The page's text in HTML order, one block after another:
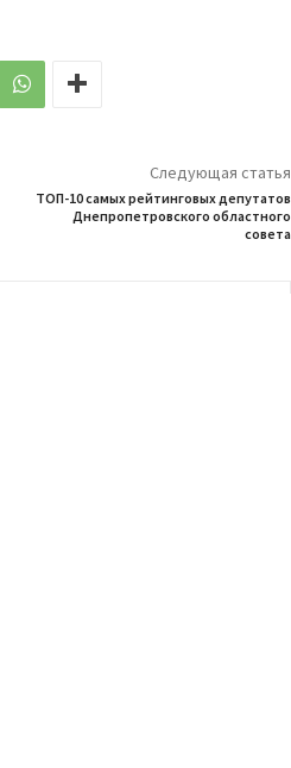
Следующая статья
ТОП-10 самых рейтинговых депутатов
Днепропетровского областного
совета